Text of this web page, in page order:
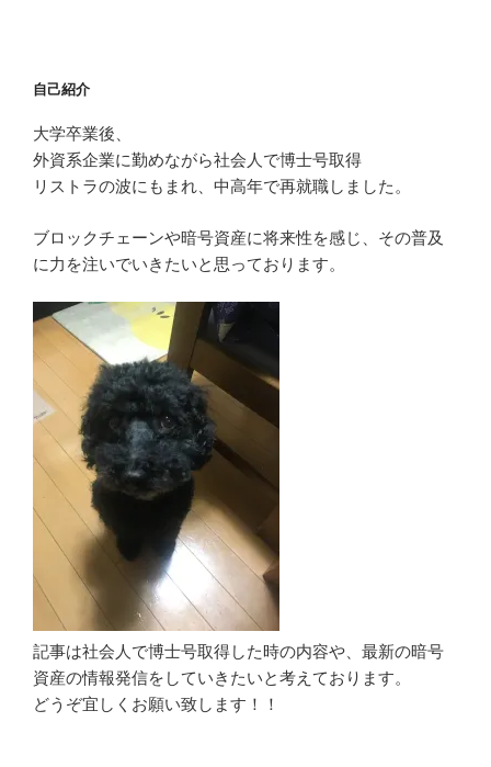
ン
自己紹介
大学卒業後、
外資系企業に勤めながら社会人で博士号取得
リストラの波にもまれ、中高年で再就職しました。
ブロックチェーンや暗号資産に将来性を感じ、その普及
に力を注いでいきたいと思っております。
記事は社会人で博士号取得した時の内容や、最新の暗号
資産の情報発信をしていきたいと考えております。
どうぞ宜しくお願い致します！！